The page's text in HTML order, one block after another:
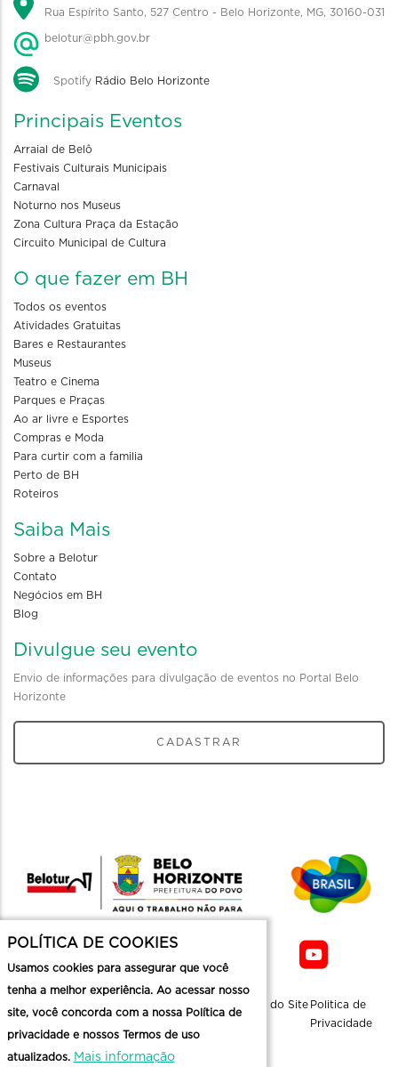
Rua Espírito Santo, 527 Centro - Belo Horizonte, MG, 30160-031
belotur@pbh.gov.br
Spotify Rádio Belo Horizonte
Principais Eventos
Arraial de Belô
Festivais Culturais Municipais
Carnaval
Noturno nos Museus
Zona Cultura Praça da Estação
Circuito Municipal de Cultura
O que fazer em BH
Todos os eventos
Atividades Gratuitas
Bares e Restaurantes
Museus
Teatro e Cinema
Parques e Praças
Ao ar livre e Esportes
Compras e Moda
Para curtir com a familia
Perto de BH
Roteiros
Saiba Mais
Sobre a Belotur
Contato
Negócios em BH
Blog
Divulgue seu evento
Envio de informações para divulgação de eventos no Portal Belo
Horizonte
CADASTRAR
Mapa do Site Politica de
Privacidade
POLÍTICA DE COOKIES
Usamos cookies para assegurar que você
tenha a melhor experiência. Ao acessar nosso
site, você concorda com a nossa Política de
privacidade e nossos Termos de uso
atualizados. Mais informação